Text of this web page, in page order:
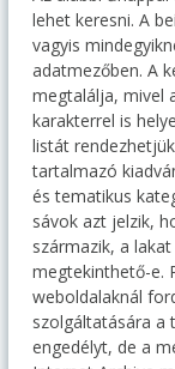
lehet keresni. A
vagyis
adatmezőben. A
megtalálja, mivel
karakterrel is
listát
tartalmazó
és tematikus
sávok azt jelzik,
származik, a
megtekinthető-e.
weboldalaknál
szolgáltatására a
engedélyt, de a